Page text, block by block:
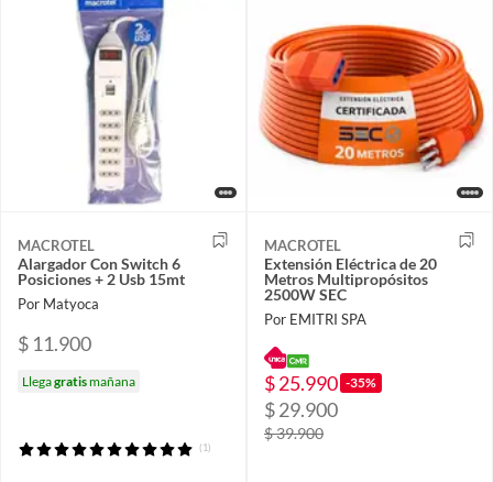
MACROTEL
Alargador Con Switch 6
Posiciones + 2 Usb 15mt
Por Matyoca
$ 11.900
Llegagratismañana
(1)
MACROTEL
Extensión Eléctrica de 20
Metros Multipropósitos
2500W SEC
Por EMITRI SPA
$ 25.990 -35%
$ 29.900
$ 39.900